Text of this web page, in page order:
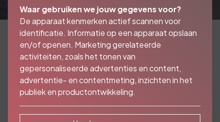
Waar heeft u de
ongevallenverzekering
voor nodig?
Waar gebruiken we jouw gegevens voor?
De apparaat kenmerken actief scannen voor
identificatie. Informatie op een apparaat opslaan
en/of openen. Marketing gerelateerde
activiteiten, zoals het tonen van
gepersonaliseerde advertenties en content,
advertentie- en contentmeting, inzichten in het
publiek en productontwikkeling.